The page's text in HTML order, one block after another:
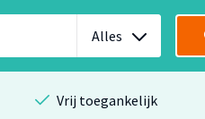
Alles
Vrij toegankelijk